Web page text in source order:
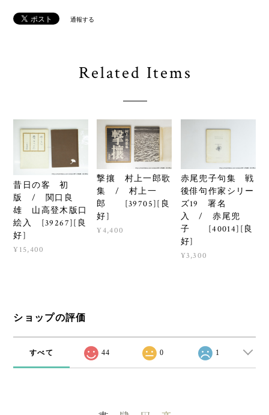
通報する
Related Items
昔日の客 初
版 / 関口良
雄 山高登木版口
絵入 [39267][良
好]
¥15,400
撃攘 村上一郎歌
集 / 村上一
郎 [39705][良
好]
¥4,400
赤尾兜子句集 戦
後俳句作家シリー
ズ19 署名
入 / 赤尾兜
子 [40014][良
好]
¥3,300
ショップの評価
すべて 44 0 1